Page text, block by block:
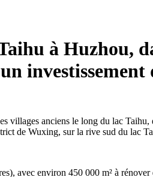
à Huzhou,
villages anciens le long du lac
de Wuxing, sur la rive sud du
avec environ 450 000 m² à